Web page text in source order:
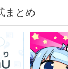
まとめ